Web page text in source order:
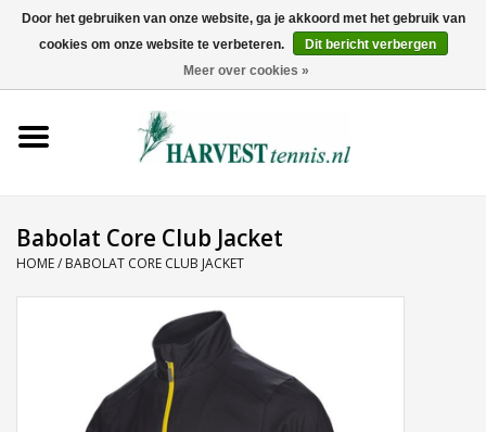
0 Artikelen - €0,00
Tenniskleding
Babolat Core Club Jacket
HOME/ BABOLAT CORE CLUB JACKET
Door het gebruiken van onze website, ga je akkoord met het gebruik van
cookies om onze website te verbeteren.
Dit bericht verbergen
Meer over cookies »